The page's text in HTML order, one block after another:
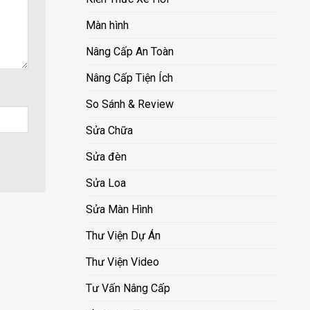
Màn hình
Nâng Cấp An Toàn
Nâng Cấp Tiện Ích
So Sánh & Review
Sửa Chữa
Sửa đèn
Sửa Loa
Sửa Màn Hình
Thư Viện Dự Án
Thư Viện Video
Tư Vấn Nâng Cấp